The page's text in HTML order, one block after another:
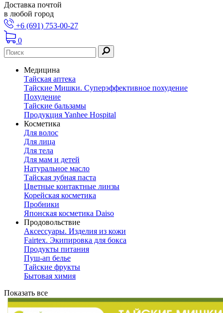
Доставка почтой
в любой город
+6 (691) 753-00-27
0
Медицина
Тайская аптека
Тайские Мишки. Суперэффективное похудение
Похудение
Тайские бальзамы
Продукция Yanhee Hospital
Косметика
Для волос
Для лица
Для тела
Для мам и детей
Натуральное масло
Тайская зубная паста
Цветные контактные линзы
Корейская косметика
Пробники
Японская косметика Daiso
Продовольствие
Аксессуары. Изделия из кожи
Fairtex. Экипировка для бокса
Продукты питания
Пуш-ап белье
Тайские фрукты
Бытовая химия
Показать все